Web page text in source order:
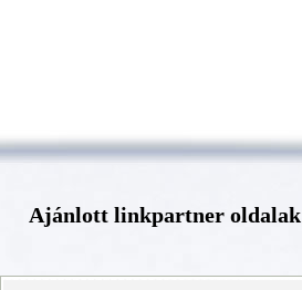
Ajánlott linkpartner oldalak